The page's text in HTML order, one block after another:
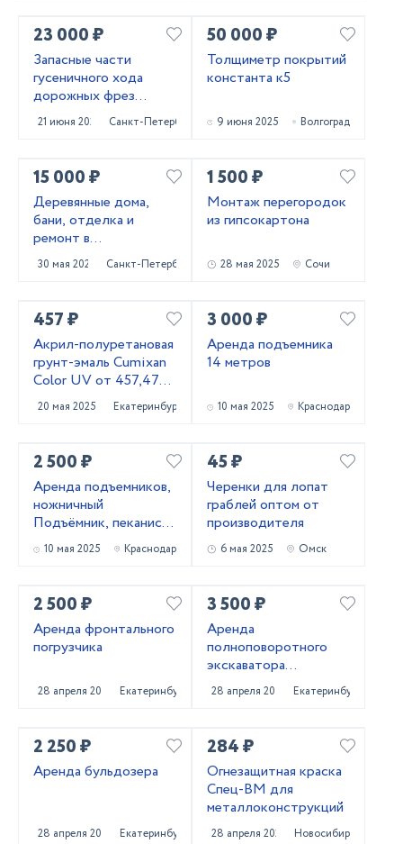
23 000 ₽
Запасные части
гусеничного хода
дорожных фрез
Caterpillar PM620
21 июня 2025 Санкт-Петербург
50 000 ₽
Толщиметр покрытий
константа к5
9 июня 2025 Волгоград
15 000 ₽
Деревянные дома,
бани, отделка и
ремонт в
Приозерском и
Выборгском районах
30 мая 2025 Санкт-Петербург
1 500 ₽
Монтаж перегородок
из гипсокартона
28 мая 2025 Сочи
457 ₽
Акрил-полуретановая
грунт-эмаль Cumixan
Color UV от 457,47
рублей
20 мая 2025 Екатеринбург
3 000 ₽
Аренда подъемника
14 метров
10 мая 2025 Краснодар
2 500 ₽
Аренда подъемников,
ножничный
Подъёмник, пеканиска
в аренду
10 мая 2025 Краснодар
45 ₽
Черенки для лопат
граблей оптом от
производителя
6 мая 2025 Омск
2 500 ₽
Аренда фронтального
погрузчика
28 апреля 2025 Екатеринбург
3 500 ₽
Аренда
полноповоротного
экскаватора
погрузчика
28 апреля 2025 Екатеринбург
2 250 ₽
Аренда бульдозера
28 апреля 2025 Екатеринбург
284 ₽
Огнезащитная краска
Спец-ВМ для
металлоконструкций
28 апреля 2025 Новосибирск